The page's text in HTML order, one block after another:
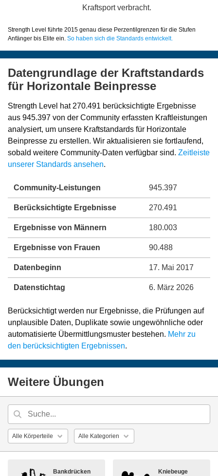
Kraftsport verbracht.
Strength Level führte 2015 genau diese Perzentilgrenzen für die Stufen
Anfänger bis Elite ein. So haben sich die Standards entwickelt.
Datengrundlage der Kraftstandards
für Horizontale Beinpresse
Strength Level hat 270.491 berücksichtigte Ergebnisse
aus 945.397 von der Community erfassten Kraftleistungen
analysiert, um unsere Kraftstandards für Horizontale
Beinpresse zu erstellen. Wir aktualisieren sie fortlaufend,
sobald weitere Community-Daten verfügbar sind. Zeitleiste
unserer Standards ansehen.
Community-Leistungen 945.397
Berücksichtigte Ergebnisse 270.491
Ergebnisse von Männern 180.003
Ergebnisse von Frauen 90.488
Datenbeginn 17. Mai 2017
Datenstichtag 6. März 2026
Berücksichtigt werden nur Ergebnisse, die Prüfungen auf
unplausible Daten, Duplikate sowie ungewöhnliche oder
automatisierte Übermittlungsmuster bestehen. Mehr zu
den berücksichtigten Ergebnissen.
Weitere Übungen
Bankdrücken
Kniebeuge